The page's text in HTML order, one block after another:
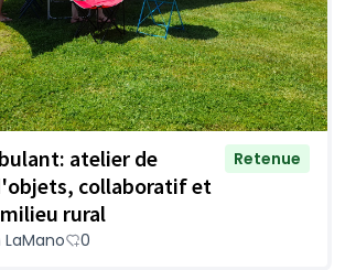
atelier de
collaboratif et
rural
Retenue
0